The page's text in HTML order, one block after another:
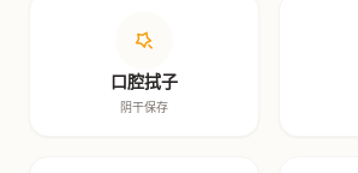
口腔拭子
阴干保存